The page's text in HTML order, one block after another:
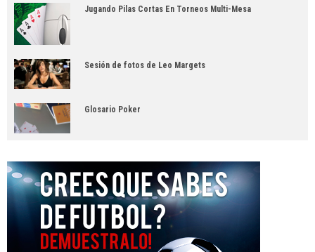
Jugando Pilas Cortas En Torneos Multi-Mesa
Sesión de fotos de Leo Margets
Glosario Poker